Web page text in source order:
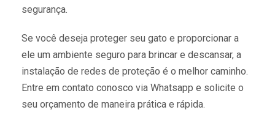
segurança.
Se você deseja proteger seu gato e proporcionar a
ele um ambiente seguro para brincar e descansar, a
instalação de redes de proteção é o melhor caminho.
Entre em contato conosco via Whatsapp e solicite o
seu orçamento de maneira prática e rápida.